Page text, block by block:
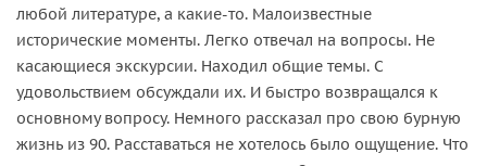
любой литературе, а какие-то. Малоизвестные
исторические моменты. Легко отвечал на вопросы. Не
касающиеся экскурсии. Находил общие темы. С
удовольствием обсуждали их. И быстро возвращался к
основному вопросу. Немного рассказал про свою бурную
жизнь из 90. Расставаться не хотелось было ощущение. Что